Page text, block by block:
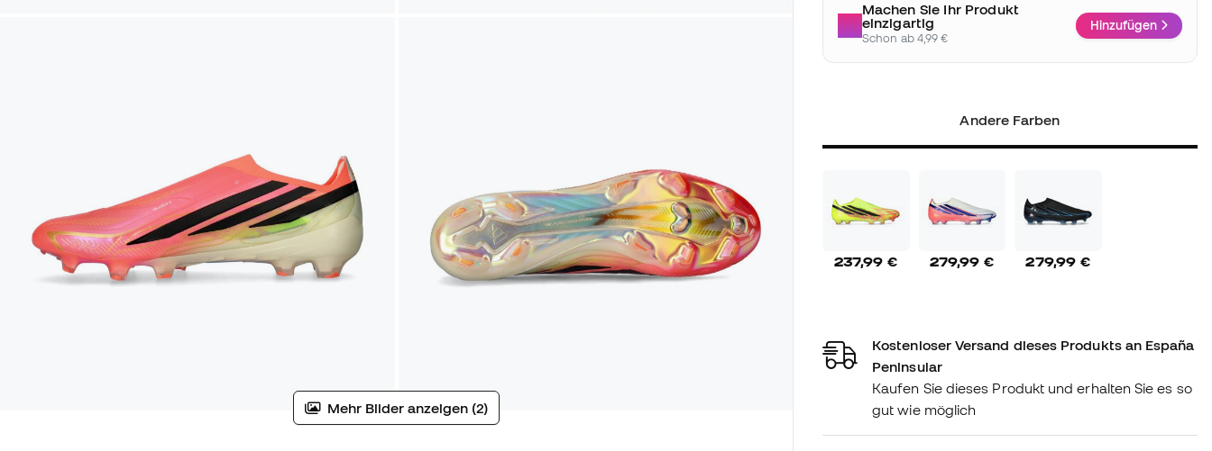
Mehr Bilder anzeigen (2)
Machen Sie Ihr Produkt
einzigartig
Schon ab 4,99 €
Hinzufügen
Andere Farben
237,99 € 279,99 € 279,99 €
Kostenloser Versand dieses Produkts an España
Peninsular
Kaufen Sie dieses Produkt und erhalten Sie es so
gut wie möglich